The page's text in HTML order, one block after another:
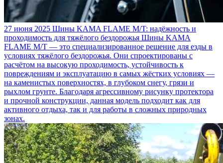
27 июня 2025 Шины KAMA FLAME M/T: надёжность и
проходимость для тяжёлого бездорожья Шины KAMA
FLAME M/T — это специализированное решение для езды в
условиях тяжёлого бездорожья. Они спроектированы с
расчётом на высокую проходимость, устойчивость к
повреждениям и эксплуатацию в самых жёстких условиях —
на каменистых поверхностях, в глубоком снегу, грязи и
рыхлом грунте. Благодаря агрессивному рисунку протектора
и прочной конструкции, данная модель подходит как для
активного отдыха, так и для работы в сложных природных
зонах.